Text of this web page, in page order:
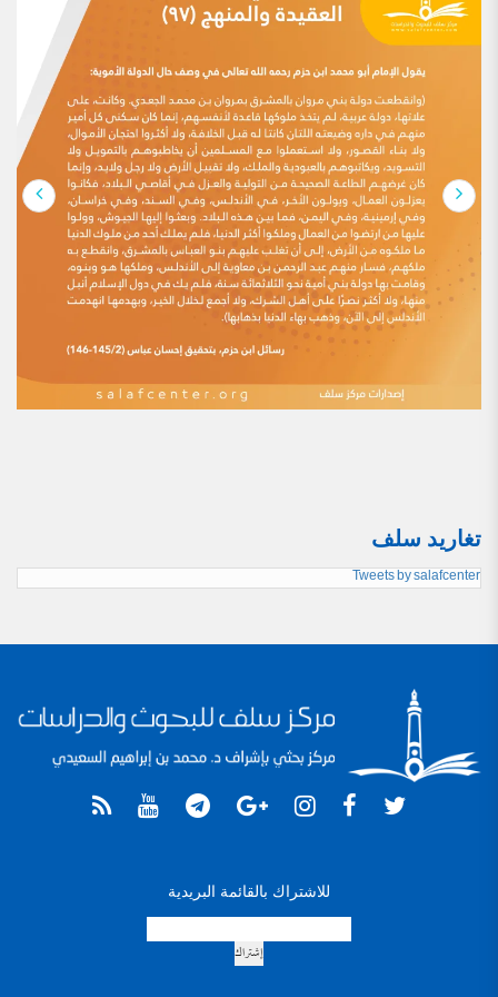
تغاريد سلف
Tweets by salafcenter
للاشتراك بالقائمة البريدية